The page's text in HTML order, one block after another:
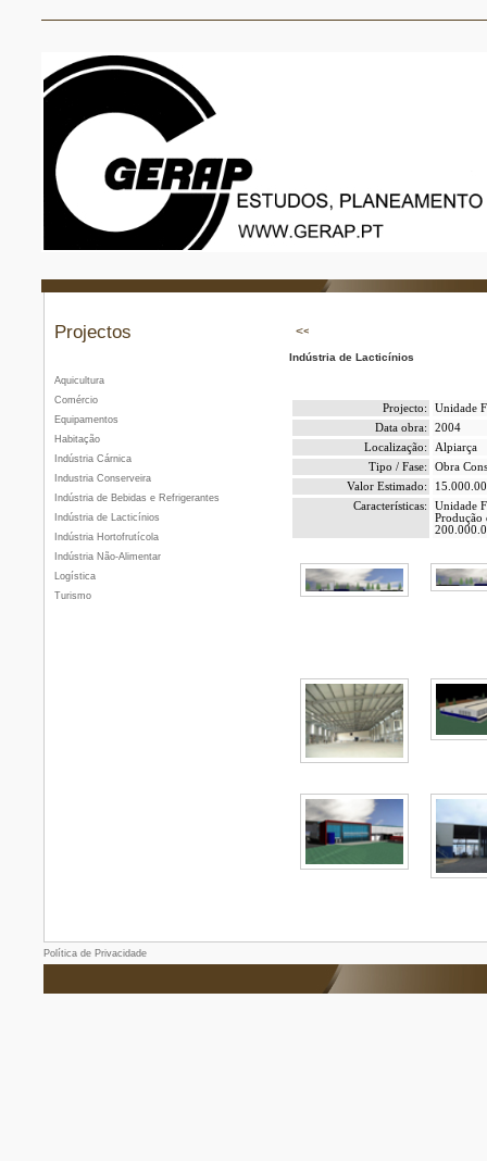
Projectos
Aquicultura
Comércio
Equipamentos
Habitação
Indústria Cárnica
Industria Conserveira
Indústria de Bebidas e Refrigerantes
Indústria de Lacticínios
Indústria Hortofrutícola
Indústria Não-Alimentar
Logística
Turismo
Indústria de Lacticínios
Projecto:
Unidade
Data obra:
2004
Localização:
Alpiarça
Tipo / Fase:
Obra
Valor Estimado:
Características:
Unidade
Produção
Política de Privacidade